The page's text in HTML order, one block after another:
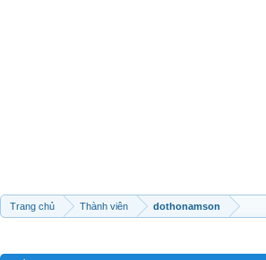
Trang chủ Thành viên dothonamson